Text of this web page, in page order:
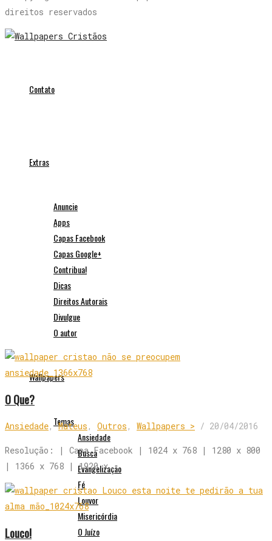
direitos reservados
Contato
Extras
Anuncie
Apps
Capas Facebook
Capas Google+
Contribua!
Dicas
Direitos Autorais
Divulgue
O autor
Wallpapers
Temas
Ansiedade
Busca
Evangelização
Fé
Louvor
Misericórdia
O Juízo
O Que?
Ansiedade,Mateus , Outros , Wallpapers > / 20/04/2016
Resolução: | Capa Facebook | 1024 x 768 | 1280 x 800
| 1366 x 768 | 1920 x…
Louco!